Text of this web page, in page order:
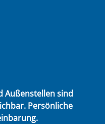
Außenstellen sind
Persönliche